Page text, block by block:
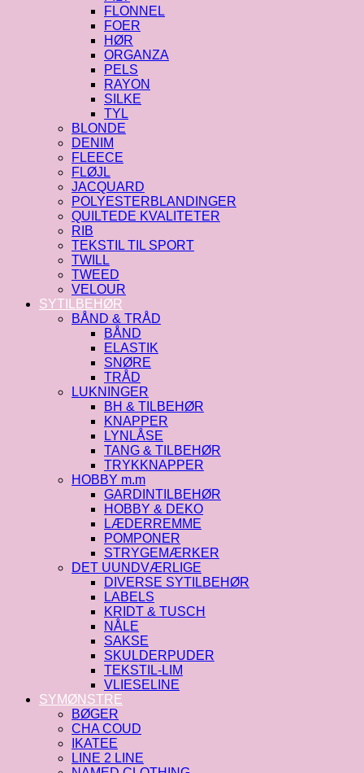
FLONNEL
FOER
HØR
ORGANZA
PELS
RAYON
SILKE
TYL
BLONDE
DENIM
FLEECE
FLØJL
JACQUARD
POLYESTERBLANDINGER
QUILTEDE KVALITETER
RIB
TEKSTIL TIL SPORT
TWILL
TWEED
VELOUR
SYTILBEHØR
BÅND & TRÅD
BÅND
ELASTIK
SNØRE
TRÅD
LUKNINGER
BH & TILBEHØR
KNAPPER
LYNLÅSE
TANG & TILBEHØR
TRYKKNAPPER
HOBBY m.m
GARDINTILBEHØR
HOBBY & DEKO
LÆDERREMME
POMPONER
STRYGEMÆRKER
DET UUNDVÆRLIGE
DIVERSE SYTILBEHØR
LABELS
KRIDT & TUSCH
NÅLE
SAKSE
SKULDERPUDER
TEKSTIL-LIM
VLIESELINE
SYMØNSTRE
BØGER
CHA COUD
IKATEE
LINE 2 LINE